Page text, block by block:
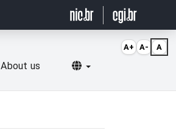
About us Selecionar idioma
A+ A- A